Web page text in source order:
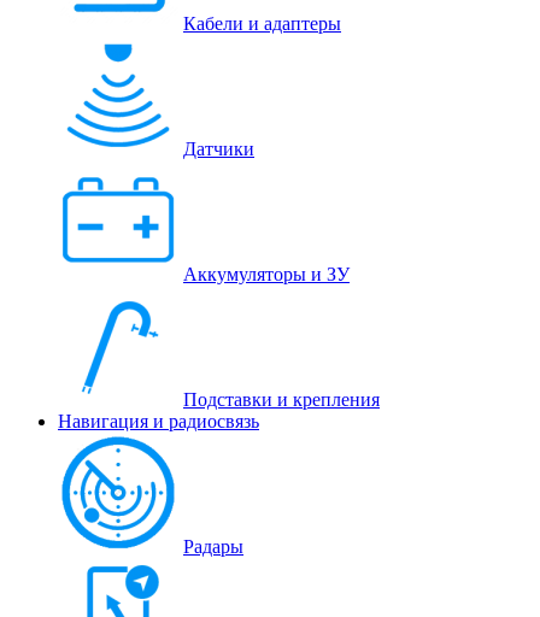
Кабели и адаптеры
Датчики
Аккумуляторы и ЗУ
Подставки и крепления
Навигация и радиосвязь
Радары